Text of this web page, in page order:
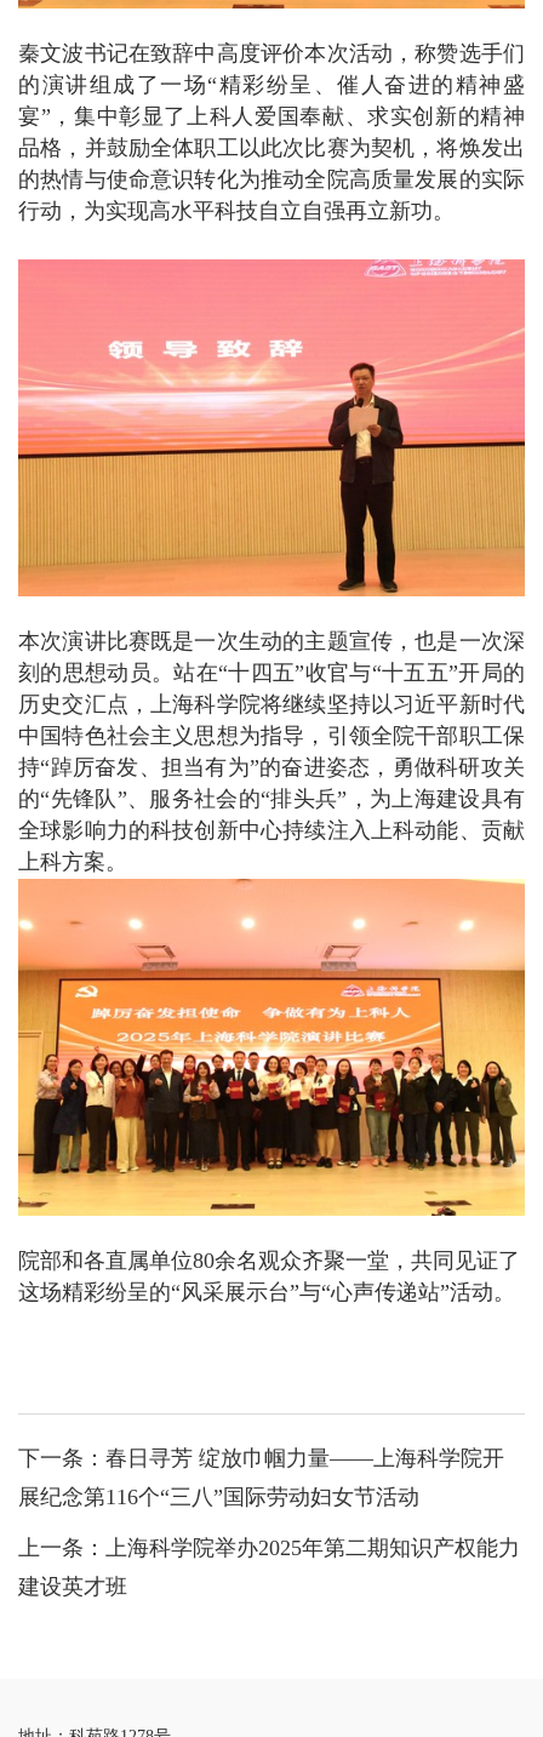
秦文波书记在致辞中高度评价本次活动，称赞选手们
的演讲组成了一场“精彩纷呈、催人奋进的精神盛
宴”，集中彰显了上科人爱国奉献、求实创新的精神
品格，并鼓励全体职工以此次比赛为契机，将焕发出
的热情与使命意识转化为推动全院高质量发展的实际
行动，为实现高水平科技自立自强再立新功。
本次演讲比赛既是一次生动的主题宣传，也是一次深
刻的思想动员。站在“十四五”收官与“十五五”开局的
历史交汇点，上海科学院将继续坚持以习近平新时代
中国特色社会主义思想为指导，引领全院干部职工保
持“踔厉奋发、担当有为”的奋进姿态，勇做科研攻关
的“先锋队”、服务社会的“排头兵”，为上海建设具有
全球影响力的科技创新中心持续注入上科动能、贡献
上科方案。
院部和各直属单位80余名观众齐聚一堂，共同见证了
这场精彩纷呈的“风采展示台”与“心声传递站”活动。
下一条： 春日寻芳 绽放巾帼力量——上海科学院开
展纪念第116个“三八”国际劳动妇女节活动
上一条： 上海科学院举办2025年第二期知识产权能力
建设英才班